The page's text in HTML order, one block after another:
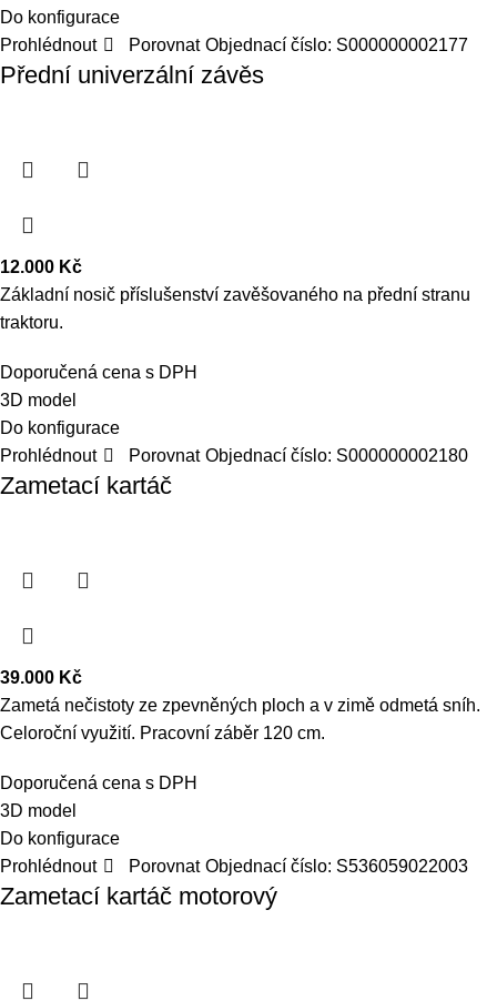
Do konfigurace
Prohlédnout
Porovnat Objednací číslo: S000000002177
Přední univerzální závěs
12.000 Kč
Základní nosič příslušenství zavěšovaného na přední stranu
traktoru.
Doporučená cena s DPH
3D model
Do konfigurace
Prohlédnout
Porovnat Objednací číslo: S000000002180
Zametací kartáč
39.000 Kč
Zametá nečistoty ze zpevněných ploch a v zimě odmetá sníh.
Celoroční využití. Pracovní záběr 120 cm.
Doporučená cena s DPH
3D model
Do konfigurace
Prohlédnout
Porovnat Objednací číslo: S536059022003
Zametací kartáč motorový